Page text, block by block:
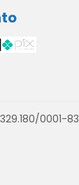
0001-83